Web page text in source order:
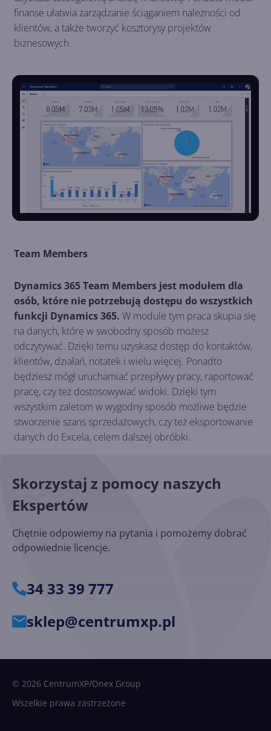
finanse ułatwia zarządzanie ściąganiem należności od
klientów, a także tworzyć kosztorysy projektów
biznesowych.
Team Members
Dynamics 365 Team Members jest modułem dla
osób, które nie potrzebują dostępu do wszystkich
funkcji Dynamics 365. W module tym praca skupia się
na danych, które w swobodny sposób możesz
odczytywać. Dzięki temu uzyskasz dostęp do kontaktów,
klientów, działań, notatek i wielu więcej. Ponadto
będziesz mógł uruchamiać przepływy pracy, raportować
pracę, czy też dostosowywać widoki. Dzięki tym
wszystkim zaletom w wygodny sposób możliwe będzie
stworzenie szans sprzedażowych, czy też eksportowanie
danych do Excela, celem dalszej obróbki.
Skorzystaj z pomocy naszych
Ekspertów
Chętnie odpowiemy na pytania i pomożemy dobrać
odpowiednie licencje.
34 33 39 777
sklep@centrumxp.pl
© 2026 CentrumXP/Onex Group
Wszelkie prawa zastrzeżone